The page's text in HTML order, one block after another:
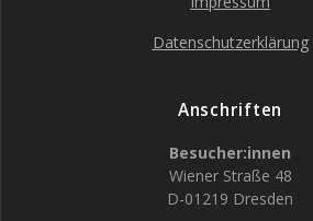
Datenschutzerklärung
Anschriften
Besucher:innen
Wiener Straße 48
D-01219 Dresden